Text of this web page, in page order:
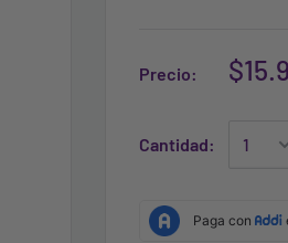
Precio:
Cantidad: